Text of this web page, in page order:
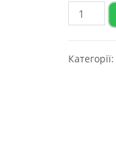
Polychrom
2020
поліроль
Категорії: